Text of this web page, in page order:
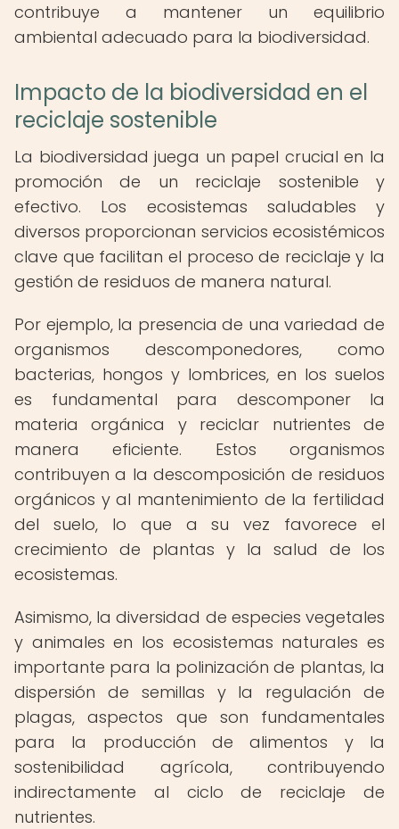
contribuye a mantener un equilibrio
ambiental adecuado para la biodiversidad.
Impacto de la biodiversidad en el
reciclaje sostenible
La biodiversidad juega un papel crucial en la
promoción de un reciclaje sostenible y
efectivo. Los ecosistemas saludables y
diversos proporcionan servicios ecosistémicos
clave que facilitan el proceso de reciclaje y la
gestión de residuos de manera natural.
Por ejemplo, la presencia de una variedad de
organismos descomponedores, como
bacterias, hongos y lombrices, en los suelos
es fundamental para descomponer la
materia orgánica y reciclar nutrientes de
manera eficiente. Estos organismos
contribuyen a la descomposición de residuos
orgánicos y al mantenimiento de la fertilidad
del suelo, lo que a su vez favorece el
crecimiento de plantas y la salud de los
ecosistemas.
Asimismo, la diversidad de especies vegetales
y animales en los ecosistemas naturales es
importante para la polinización de plantas, la
dispersión de semillas y la regulación de
plagas, aspectos que son fundamentales
para la producción de alimentos y la
sostenibilidad agrícola, contribuyendo
indirectamente al ciclo de reciclaje de
nutrientes.